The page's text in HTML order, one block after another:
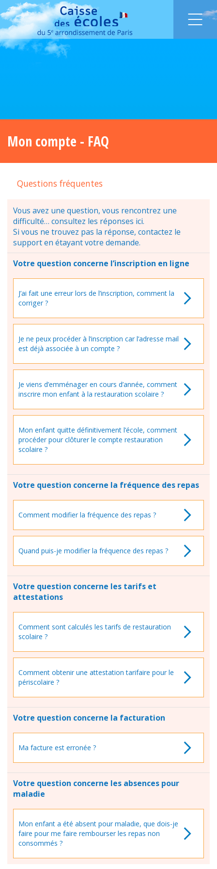
Mon compte - FAQ
Questions fréquentes
Vous avez une question, vous rencontrez une
difficulté… consultez les réponses ici.
Si vous ne trouvez pas la réponse, contactez le
support en étayant votre demande.
Votre question concerne l’inscription en ligne
J’ai fait une erreur lors de l’inscription, comment la
corriger ?
Je ne peux procéder à l’inscription car l’adresse mail
est déjà associée à un compte ?
Je viens d’emménager en cours d’année, comment
inscrire mon enfant à la restauration scolaire ?
Mon enfant quitte définitivement l’école, comment
procéder pour clôturer le compte restauration
scolaire ?
Votre question concerne la fréquence des repas
Comment modifier la fréquence des repas ?
Quand puis-je modifier la fréquence des repas ?
Votre question concerne les tarifs et
attestations
Comment sont calculés les tarifs de restauration
scolaire ?
Comment obtenir une attestation tarifaire pour le
périscolaire ?
Votre question concerne la facturation
Ma facture est erronée ?
Votre question concerne les absences pour
maladie
Mon enfant a été absent pour maladie, que dois-je
faire pour me faire rembourser les repas non
consommés ?